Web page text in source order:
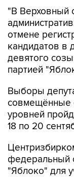
"В Верховный
отмене
кандидатов в
девятого
партией
Выборы
совмещённые
уровней
18 по 20
федеральный
"Яблоко" для